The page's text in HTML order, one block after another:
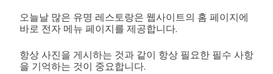
오늘날 많은 유명 레스토랑은 웹사이트의 홈 페이지에
바로 전자 메뉴 페이지를 제공합니다.
항상 사진을 게시하는 것과 같이 항상 필요한 필수 사항
을 기억하는 것이 중요합니다.